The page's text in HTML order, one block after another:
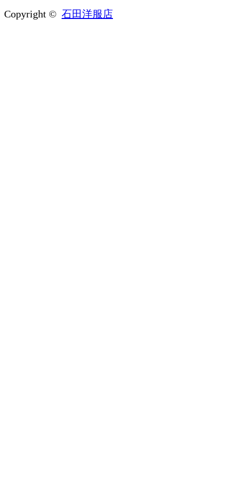
Copyright © 石田洋服店